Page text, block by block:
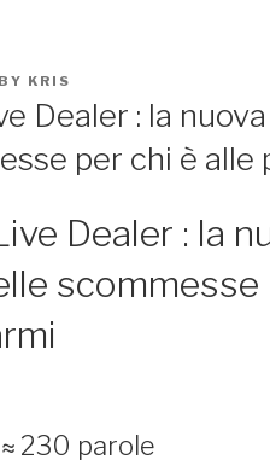
BY KRIS
Dealer : la
per chi è alle
Dealer : la
scommesse
230 parole